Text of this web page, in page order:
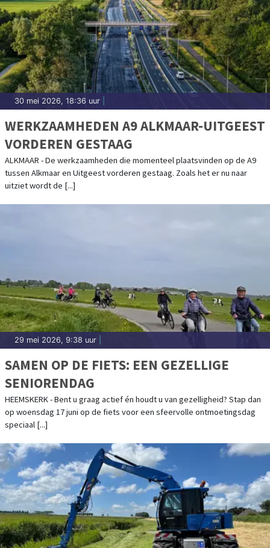
30 mei 2026, 18:36 uur
WERKZAAMHEDEN A9 ALKMAAR-UITGEEST
VORDEREN GESTAAG
ALKMAAR - De werkzaamheden die momenteel plaatsvinden op de A9
tussen Alkmaar en Uitgeest vorderen gestaag. Zoals het er nu naar
uitziet wordt de [...]
29 mei 2026, 9:38 uur
SAMEN OP DE FIETS: EEN GEZELLIGE
SENIORENDAG
HEEMSKERK - Bent u graag actief én houdt u van gezelligheid? Stap dan
op woensdag 17 juni op de fiets voor een sfeervolle ontmoetingsdag
speciaal [...]